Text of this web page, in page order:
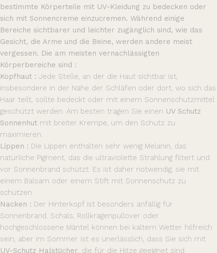
bestimmte Körperteile mit UV-Kleidung zu bedecken oder
sich mit Sonnencreme einzucremen. Während einige
Bereiche sichtbarer und leichter zugänglich sind, wie das
Gesicht, die Arme und die Beine, werden andere meist
vergessen. Die am meisten vernachlässigten
Körperbereiche sind :
Kopfhaut : Jede Stelle, an der die Haut sichtbar ist,
insbesondere in der Nähe der Schläfen oder dort, wo sich das
Haar teilt, sollte bedeckt oder mit einem Sonnenschutzmittel
geschützt werden. Am besten tragen Sie einen UV Schutz
Sonnenhut mit breiter Krempe, um den Schutz zu
maximieren.
Lippen : Die Lippen enthalten sehr wenig Melanin, das
natürliche Pigment, das die ultraviolette Strahlung filtert und
vor Sonnenbrand schützt. Es ist daher notwendig, sie mit
einem Balsam oder einem Stift mit Sonnenschutz zu
schützen.
Nacken : Der Hinterkopf ist besonders anfällig für
Sonnenbrand. Schals, Rollkragenpullover oder
hochgeschlossene Mäntel können bei kaltem Wetter hilfreich
sein, aber im Sommer ist es unerlässlich, dass Sie sich mit
UV-Schutz Halstücher, die für die Hitze geeignet sind.